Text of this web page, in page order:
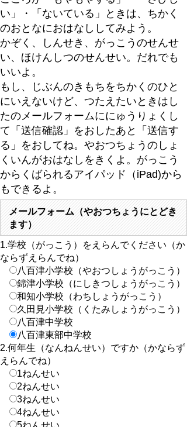
い」・「ないている」ときは、ちかく
のおとなにおはなししてみよう。
かぞく、しんせき、がっこうのせんせ
い、ほけんしつのせんせい。だれでも
いいよ。
もし、じぶんのきもちをちかくのひと
にいえないけど、つたえたいときはし
たのメールフォームににゅうりょくし
て「送信確認」をおしたあと「送信す
る」をおしてね。やおつちょうのしょ
くいんがおはなしをきくよ。 がっこう
からくばられるアイパッド（iPad)から
もできるよ。
メールフォーム（やおつちょうにとどき
ます）
1.学校（がっこう）をえらんでください（か
ならずえらんでね）
八百津小学校（やおつしょうがっこう）
錦津小学校（にしきつしょうがっこう）
和知小学校（わちしょうがっこう）
久田見小学校（くたみしょうがっこう）
八百津中学校
八百津東部中学校
2.何年生（なんねんせい）ですか（かならず
えらんでね）
1ねんせい
2ねんせい
3ねんせい
4ねんせい
5ねんせい